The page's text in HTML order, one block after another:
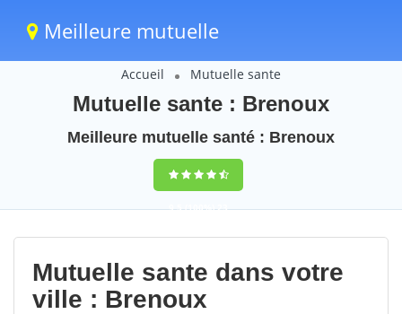
Meilleure mutuelle
Accueil Mutuelle sante
Mutuelle sante : Brenoux
Meilleure mutuelle santé : Brenoux
9,5(100%)23
votes
Mutuelle sante dans votre
ville : Brenoux